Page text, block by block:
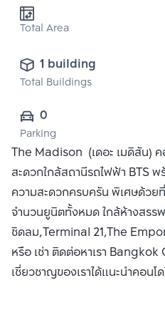
Total Area
1 building
Total Buildings
0
Parking
The Madison (เดอะ เมดิสัน) ค
สะดวกใกล้สถานีรถไฟฟ้า BTS
ความสะดวกครบครัน พิเศษด้วยที่
จำนวนยูนิตทั้งหมด ใกล้ห้างสรรพ
ชิดลม,Terminal 21,The
หรือ เช่า ติดต่อหาเรา Bangkok
เชี่ยวชาญของเราได้แนะนำคอนโ